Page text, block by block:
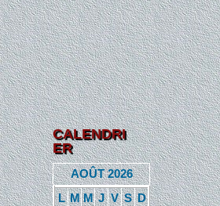
CALENDRI
ER
AOÛT 2026
L M M J V S D